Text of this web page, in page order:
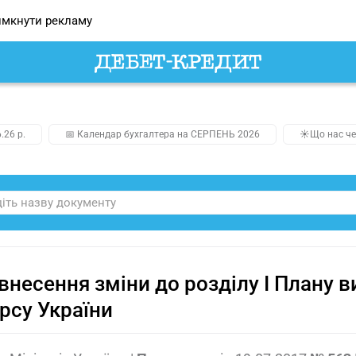
рекламу
р. 📅 Календар бухгалтера на СЕРПЕНЬ 2026 ☀️Що нас
зміни до розділу I Плану
України